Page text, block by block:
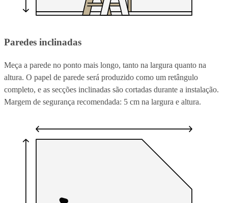
Paredes inclinadas
Meça a parede no ponto mais longo, tanto na largura quanto na
altura. O papel de parede será produzido como um retângulo
completo, e as secções inclinadas são cortadas durante a instalação.
Margem de segurança recomendada: 5 cm na largura e altura.